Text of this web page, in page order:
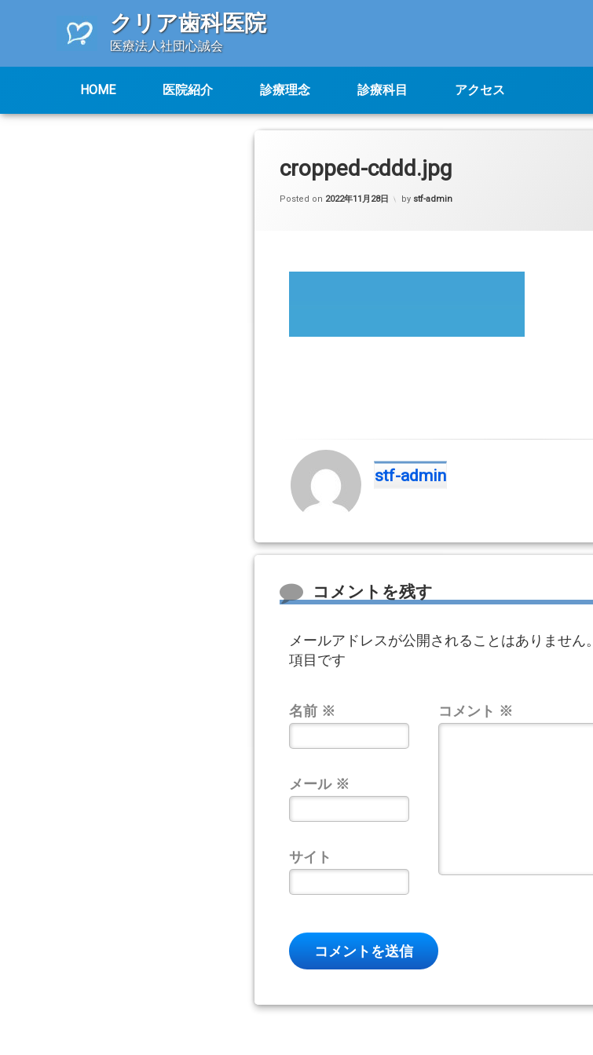
コ
クリア歯科医院
医療法人社団心誠会
HOME 医院紹介 診療理念 診療科目 アクセス
cropped-cddd.jpg
Posted on 2022年11月28日 by stf-admin
stf-admin
コメントコメントを残す
メールアドレスが公開されることはありません。
項目です
コメント ※
名前 ※
メール ※
サイト